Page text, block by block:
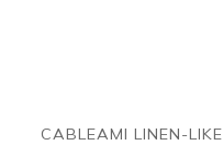
CABLEAMI LINEN-LIKE